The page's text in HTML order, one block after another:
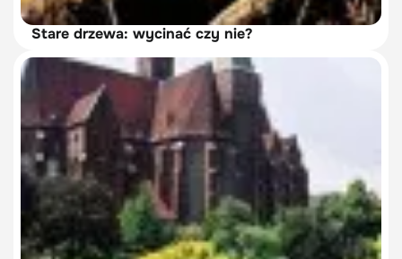
Stare drzewa: wycinać czy nie?